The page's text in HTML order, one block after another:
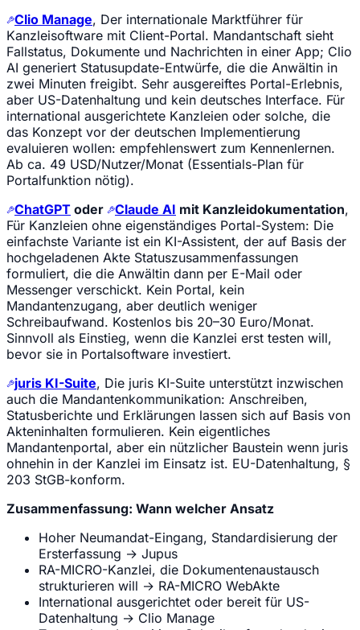
Clio Manage, Der internationale Marktführer für
Kanzleisoftware mit Client-Portal. Mandantschaft sieht
Fallstatus, Dokumente und Nachrichten in einer App; Clio
AI generiert Statusupdate-Entwürfe, die die Anwältin in
zwei Minuten freigibt. Sehr ausgereiftes Portal-Erlebnis,
aber US-Datenhaltung und kein deutsches Interface. Für
international ausgerichtete Kanzleien oder solche, die
das Konzept vor der deutschen Implementierung
evaluieren wollen: empfehlenswert zum Kennenlernen.
Ab ca. 49 USD/Nutzer/Monat (Essentials-Plan für
Portalfunktion nötig).
ChatGPT oder Claude AI mit Kanzleidokumentation,
Für Kanzleien ohne eigenständiges Portal-System: Die
einfachste Variante ist ein KI-Assistent, der auf Basis der
hochgeladenen Akte Statuszusammenfassungen
formuliert, die die Anwältin dann per E-Mail oder
Messenger verschickt. Kein Portal, kein
Mandantenzugang, aber deutlich weniger
Schreibaufwand. Kostenlos bis 20–30 Euro/Monat.
Sinnvoll als Einstieg, wenn die Kanzlei erst testen will,
bevor sie in Portalsoftware investiert.
juris KI-Suite, Die juris KI-Suite unterstützt inzwischen
auch die Mandantenkommunikation: Anschreiben,
Statusberichte und Erklärungen lassen sich auf Basis von
Akteninhalten formulieren. Kein eigentliches
Mandantenportal, aber ein nützlicher Baustein wenn juris
ohnehin in der Kanzlei im Einsatz ist. EU-Datenhaltung, §
203 StGB-konform.
Zusammenfassung: Wann welcher Ansatz
Hoher Neumandat-Eingang, Standardisierung der
Ersterfassung → Jupus
RA-MICRO-Kanzlei, die Dokumentenaustausch
strukturieren will → RA-MICRO WebAkte
International ausgerichtet oder bereit für US-
Datenhaltung → Clio Manage